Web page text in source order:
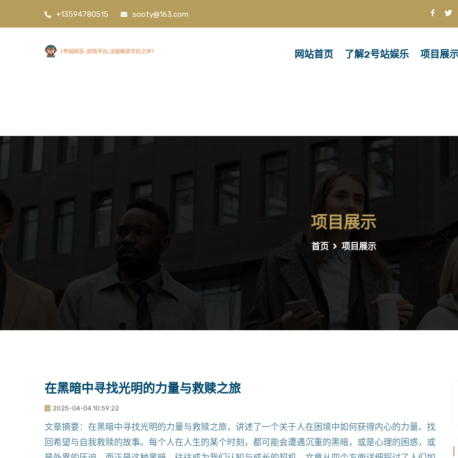
+13594780515 sooty@163.com
网站首页 了解2号站娱乐 项目展
项目展示
首页 项目展示
在黑暗中寻找光明的力量与救赎之旅
2025-04-04 10:59:22
文章摘要：在黑暗中寻找光明的力量与救赎之旅，讲述了一个关于人在困境中如何获得内心的力量、找
回希望与自我救赎的故事。每个人在人生的某个时刻，都可能会遭遇沉重的黑暗，或是心理的困惑，或